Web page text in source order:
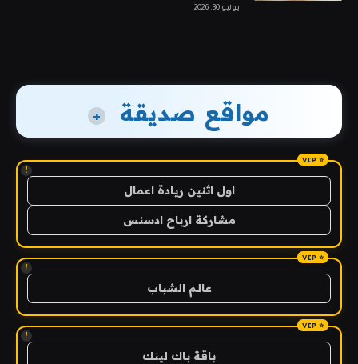
يوليو 30, 2026
مواقع صديقة +
!
اول اثنين ريادة اعمال
مشاركة ارباح ادسنس
!
عالم الشباب
!
باقة باك لينك